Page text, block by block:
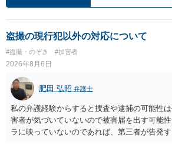
盗撮の現行犯以外の対応について
#盗撮・のぞき #加害者
2026年8月6日
肥田 弘昭 弁護士
私の弁護経験からすると捜査や逮捕の可能性
害者が気づいていないので被害届を出す可能
ラに映っていないのであれば、第三者が告発